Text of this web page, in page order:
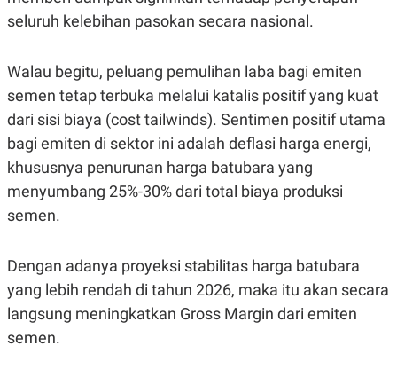
USE
PEMBERITAAN
SIBER
PRIVACY
POLICY
seluruh kelebihan pasokan secara nasional.
Walau begitu, peluang pemulihan laba bagi emiten
semen tetap terbuka melalui katalis positif yang kuat
dari sisi biaya (cost tailwinds). Sentimen positif utama
bagi emiten di sektor ini adalah deflasi harga energi,
khususnya penurunan harga batubara yang
menyumbang 25%-30% dari total biaya produksi
semen.
Dengan adanya proyeksi stabilitas harga batubara
yang lebih rendah di tahun 2026, maka itu akan secara
langsung meningkatkan Gross Margin dari emiten
semen.